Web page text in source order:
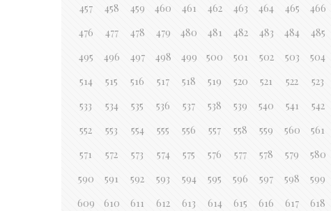
457
458 459 460 461 462 463 464 465 466
476
477 478 479 480 481 482 483 484 485
495
496 497 498 499 500 501 502 503 504
514
515 516 517 518 519 520 521 522 523
533
534 535 536 537 538 539 540 541 542
552
553 554 555 556 557 558 559 560 561
571
572 573 574 575 576 577 578 579 580
590
591 592 593 594 595 596 597 598 599
609
610 611 612 613 614 615 616 617 618